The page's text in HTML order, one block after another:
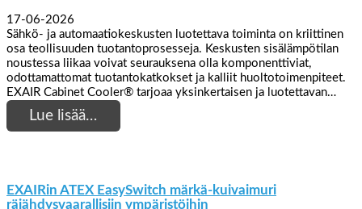
17-06-2026
Sähkö- ja automaatiokeskusten luotettava toiminta on kriittinen
osa teollisuuden tuotantoprosesseja. Keskusten sisälämpötilan
noustessa liikaa voivat seurauksena olla komponenttiviat,
odottamattomat tuotantokatkokset ja kalliit huoltotoimenpiteet.
EXAIR Cabinet Cooler® tarjoaa yksinkertaisen ja luotettavan…
Lue lisää…
EXAIRin ATEX EasySwitch märkä-kuivaimuri
räjähdysvaarallisiin ympäristöihin